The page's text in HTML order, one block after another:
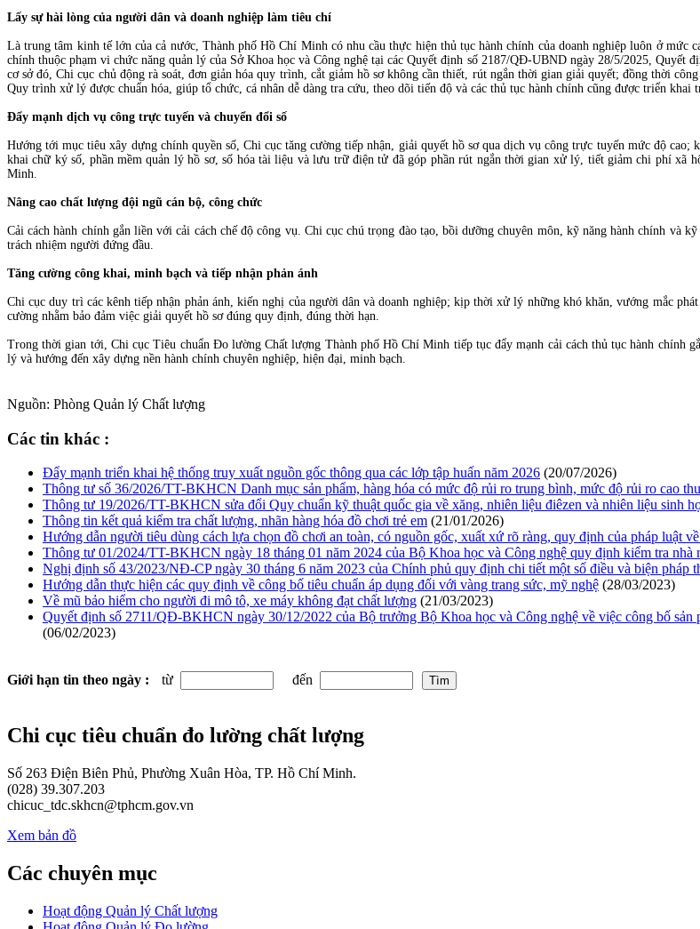
Lấy sự hài lòng của người dân và doanh nghiệp làm tiêu chí
Là trung tâm kinh tế lớn của cả nước, Thành phố Hồ Chí Minh có nhu cầu thực hiện thủ tục hành chính của doanh nghiệp luôn ở mức
chính thuộc phạm vi chức năng quản lý của Sở Khoa học và Công nghệ tại các Quyết định số 2187/QĐ-UBND ngày 28/5/2025,
cơ sở đó, Chi cục chủ động rà soát, đơn giản hóa quy trình, cắt giảm hồ sơ không cần thiết, rút ngắn thời gian giải quyết; đồng thời
Quy trình xử lý được chuẩn hóa, giúp tổ chức, cá nhân dễ dàng tra cứu, theo dõi tiến độ và các thủ tục hành chính cũng được triển khai
Đẩy mạnh dịch vụ công trực tuyến và chuyển đổi số
Hướng tới mục tiêu xây dựng chính quyền số, Chi cục tăng cường tiếp nhận, giải quyết hồ sơ qua dịch vụ công trực tuyến mức độ
khai chữ ký số, phần mềm quản lý hồ sơ, số hóa tài liệu và lưu trữ điện tử đã góp phần rút ngắn thời gian xử lý, tiết giảm chi phí
Minh.
Nâng cao chất lượng đội ngũ cán bộ, công chức
Cải cách hành chính gắn liền với cải cách chế độ công vụ. Chi cục chú trọng đào tạo, bồi dưỡng chuyên môn, kỹ năng hành chính và
trách nhiệm người đứng đầu.
Tăng cường công khai, minh bạch và tiếp nhận phản ánh
Chi cục duy trì các kênh tiếp nhận phản ánh, kiến nghị của người dân và doanh nghiệp; kịp thời xử lý những khó khăn, vướng mắc
cường nhằm bảo đảm việc giải quyết hồ sơ đúng quy định, đúng thời hạn.
Trong thời gian tới, Chi cục Tiêu chuẩn Đo lường Chất lượng Thành phố Hồ Chí Minh tiếp tục đẩy mạnh cải cách thủ tục hành chính
lý và hướng đến xây dựng nền hành chính chuyên nghiệp, hiện đại, minh bạch.
Nguồn: Phòng Quản lý Chất lượng
Các tin khác :
Đẩy mạnh triển khai hệ thống truy xuất nguồn gốc thông qua các lớp tập huấn năm 2026 (20/07/2026)
Thông tư số 36/2026/TT-BKHCN Danh mục sản phẩm, hàng hóa có mức độ rủi ro trung bình, mức độ rủi ro cao
Thông tư 19/2026/TT-BKHCN sửa đổi Quy chuẩn kỹ thuật quốc gia về xăng, nhiên liệu điêzen và nhiên liệu sinh
Thông tin kết quả kiểm tra chất lượng, nhãn hàng hóa đồ chơi trẻ em (21/01/2026)
Hướng dẫn người tiêu dùng cách lựa chọn đồ chơi an toàn, có nguồn gốc, xuất xứ rõ ràng, quy định của pháp luật
Thông tư 01/2024/TT-BKHCN ngày 18 tháng 01 năm 2024 của Bộ Khoa học và Công nghệ quy định kiểm tra
Nghị định số 43/2023/NĐ-CP ngày 30 tháng 6 năm 2023 của Chính phủ quy định chi tiết một số điều và biện pháp
Hướng dẫn thực hiện các quy định về công bố tiêu chuẩn áp dụng đối với vàng trang sức, mỹ nghệ (28/03/2023)
Về mũ bảo hiểm cho người đi mô tô, xe máy không đạt chất lượng (21/03/2023)
Quyết định số 2711/QĐ-BKHCN ngày 30/12/2022 của Bộ trưởng Bộ Khoa học và Công nghệ về việc công bố
(06/02/2023)
Giới hạn tin theo ngày : từ đến Tìm
Chi cục tiêu chuẩn đo lường chất lượng
Số 263 Điện Biên Phủ, Phường Xuân Hòa, TP. Hồ Chí Minh.
(028) 39.307.203
chicuc_tdc.skhcn@tphcm.gov.vn
Xem bản đồ
Các chuyên mục
Hoạt động Quản lý Chất lượng